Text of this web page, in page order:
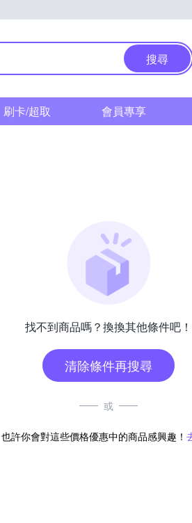
搜尋
刷卡/超取 會員專享
找不到商品嗎？換換其他條件吧！
清除條件再搜尋
或
也許你會對這些價格優惠中的商品感興趣！